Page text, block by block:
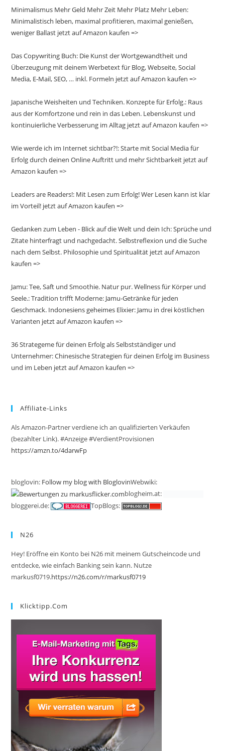
Minimalismus Mehr Geld Mehr Zeit Mehr Platz Mehr Leben:
Minimalistisch leben, maximal profitieren, maximal genießen,
weniger Ballast jetzt auf Amazon kaufen =>
Das Copywriting Buch: Die Kunst der Wortgewandtheit und
Überzeugung mit deinem Werbetext für Blog, Webseite, Social
Media, E-Mail, SEO, … inkl. Formeln jetzt auf Amazon kaufen =>
Japanische Weisheiten und Techniken. Konzepte für Erfolg.: Raus
aus der Komfortzone und rein in das Leben. Lebenskunst und
kontinuierliche Verbesserung im Alltag jetzt auf Amazon kaufen =>
Wie werde ich im Internet sichtbar?!: Starte mit Social Media für
Erfolg durch deinen Online Auftritt und mehr Sichtbarkeit jetzt auf
Amazon kaufen =>
Leaders are Readers!: Mit Lesen zum Erfolg! Wer Lesen kann ist klar
im Vorteil! jetzt auf Amazon kaufen =>
Gedanken zum Leben - Blick auf die Welt und dein Ich: Sprüche und
Zitate hinterfragt und nachgedacht. Selbstreflexion und die Suche
nach dem Selbst. Philosophie und Spiritualität jetzt auf Amazon
kaufen =>
Jamu: Tee, Saft und Smoothie. Natur pur. Wellness für Körper und
Seele.: Tradition trifft Moderne: Jamu-Getränke für jeden
Geschmack. Indonesiens geheimes Elixier: Jamu in drei köstlichen
Varianten jetzt auf Amazon kaufen =>
36 Strategeme für deinen Erfolg als Selbstständiger und
Unternehmer: Chinesische Strategien für deinen Erfolg im Business
und im Leben jetzt auf Amazon kaufen =>
Affiliate-Links
Als Amazon-Partner verdiene ich an qualifizierten Verkäufen
(bezahlter Link). #Anzeige #VerdientProvisionen
https://amzn.to/4darwFp
bloglovin: Follow my blog with BloglovinWebwiki:
blogheim.at:
bloggerei.de:
TopBlogs:
N26
Hey! Eröffne ein Konto bei N26 mit meinem Gutscheincode und
entdecke, wie einfach Banking sein kann. Nutze
markusf0719.https://n26.com/r/markusf0719
Klicktipp.com